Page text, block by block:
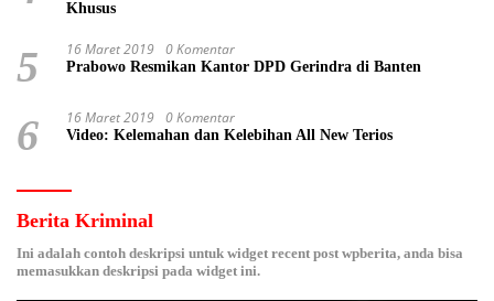
Khusus
5 16 Maret 2019 0 Komentar
Prabowo Resmikan Kantor DPD Gerindra di Banten
6 16 Maret 2019 0 Komentar
Video: Kelemahan dan Kelebihan All New Terios
Berita Kriminal
Ini adalah contoh deskripsi untuk widget recent post wpberita, anda bisa
memasukkan deskripsi pada widget ini.